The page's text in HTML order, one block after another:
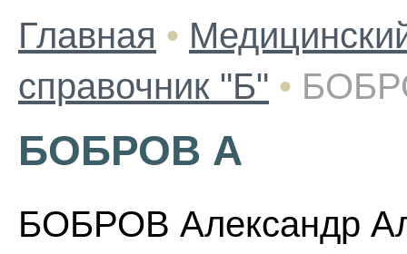
Главная •
справочник "Б" •
БОБРОВ А
БОБРОВ Александр